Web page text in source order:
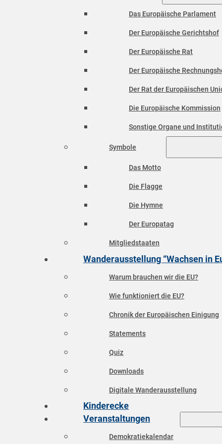
Das Europäische Parlament
Der Europäische Gerichtshof
Der Europäische Rat
Der Europäische
Der Rat der Europäischen
Die Europäische Kommission
Sonstige Organe und
Symbole
Das Motto
Die Flagge
Die Hymne
Der Europatag
Mitgliedstaaten
Wanderausstellung “Wachsen in
Warum brauchen wir die EU?
Wie funktioniert die EU?
Chronik der Europäischen Einigung
Statements
Quiz
Downloads
Digitale Wanderausstellung
Kinderecke
Veranstaltungen
Demokratiekalendar